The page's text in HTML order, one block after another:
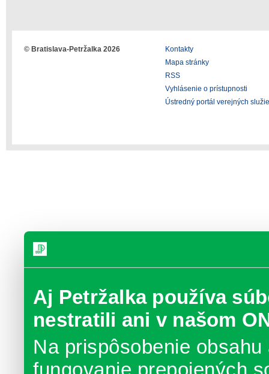
Aj Petržalka používa
nestratili ani v našom
Na prispôsobenie
© Bratislava-Petržalka 2026
Kontakty
Mapa stránky
RSS
Vyhlásenie o prístupnosti
Ústredný portál verejných